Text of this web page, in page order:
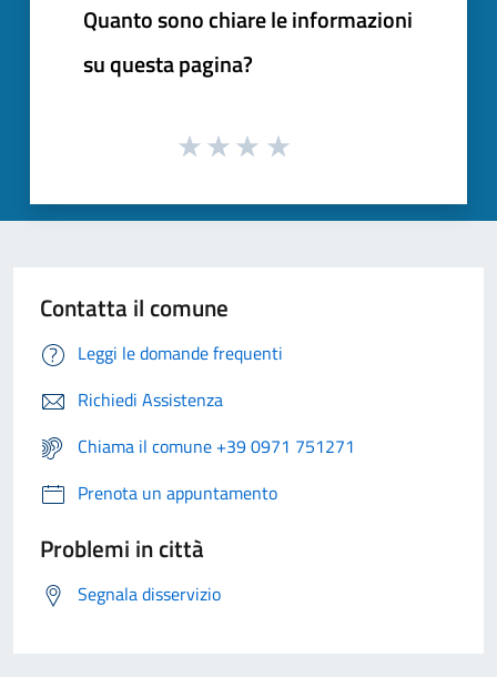
Quanto sono chiare le informazioni
su questa pagina?
Contatta il comune
Leggi le domande frequenti
Richiedi Assistenza
Chiama il comune +39 0971 751271
Prenota un appuntamento
Problemi in città
Segnala disservizio